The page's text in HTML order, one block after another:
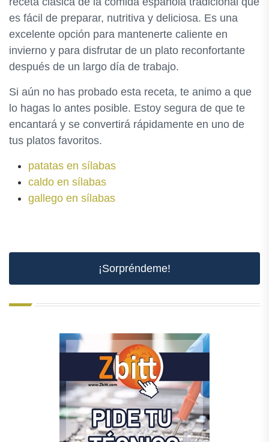
es fácil de preparar, nutritiva y deliciosa. Es una
excelente opción para mantenerte caliente en
invierno y para disfrutar de un plato reconfortante
después de un largo día de trabajo.
Si aún no has probado esta receta, te animo a que
lo hagas lo antes posible. Estoy segura de que te
encantará y se convertirá rápidamente en uno de
tus platos favoritos.
patatas en sílabas
caldo en sílabas
gallego en sílabas
¡Sorpréndeme!